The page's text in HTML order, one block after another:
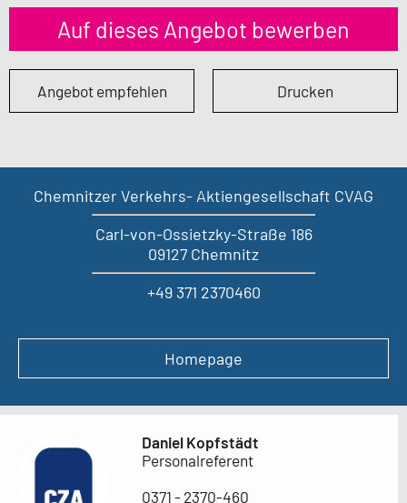
Auf dieses Angebot bewerben
Angebot empfehlen Drucken
Chemnitzer Verkehrs- Aktiengesellschaft CVAG
Carl-von-Ossietzky-Straße 186
09127 Chemnitz
+49 371 2370460
Homepage
Daniel Kopfstädt
Personalreferent
0371 - 2370-460